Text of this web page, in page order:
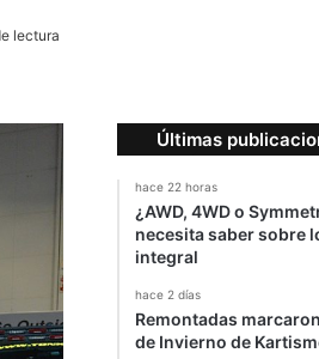
lectura
Últimas
hace 22 horas
¿AWD, 4WD o
necesita saber sobre
integral
hace 2 días
Remontadas
de Invierno de